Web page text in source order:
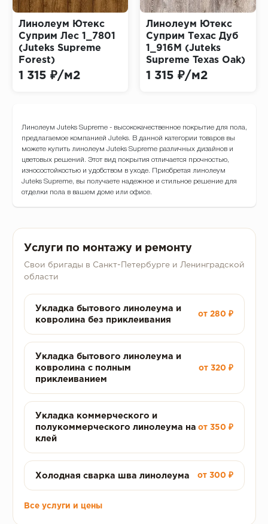
Линолеум Ютекс
Суприм Лес 1_7801
(Juteks Supreme
Forest)
1 315 ₽/м2
Линолеум Ютекс
Суприм Техас Дуб
1_916M (Juteks
Supreme Texas Oak)
1 315 ₽/м2
Линолеум Juteks Supreme - высококачественное покрытие для пола,
предлагаемое компанией Juteks. В данной категории товаров вы
можете купить линолеум Juteks Supreme различных дизайнов и
цветовых решений. Этот вид покрытия отличается прочностью,
износостойкостью и удобством в уходе. Приобретая линолеум
Juteks Supreme, вы получаете надежное и стильное решение для
отделки пола в вашем доме или офисе.
Услуги по монтажу и ремонту
Свои бригады в Санкт-Петербурге и Ленинградской
области
Укладка бытового линолеума и
ковролина без приклеивания
от 280 ₽
Укладка бытового линолеума и
ковролина с полным
приклеиванием
от 320 ₽
Укладка коммерческого и
полукоммерческого линолеума на
клей
от 350 ₽
Холодная сварка шва линолеума от 300 ₽
Все услуги и цены